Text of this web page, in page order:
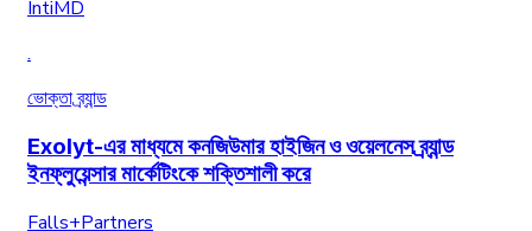
IntiMD
.
ভোক্তা ব্র্যান্ড
Exolyt-এর মাধ্যমে কনজিউমার হাইজিন ও ওয়েলনেস ব্র্যান্ড
ইনফ্লুয়েন্সার মার্কেটিংকে শক্তিশালী করে
Falls+Partners